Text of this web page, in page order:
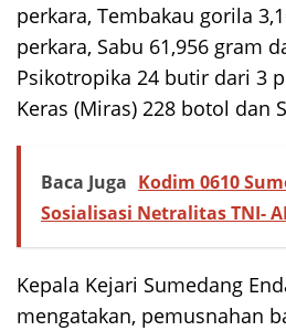
perkara, Tembakau gorila
perkara, Sabu 61,956 gram
Psikotropika 24 butir dari 3
Keras (Miras) 228 botol dan
Baca Juga Kodim 0610
Sosialisasi Netralitas TNI-
Kepala Kejari Sumedang
mengatakan, pemusnahan